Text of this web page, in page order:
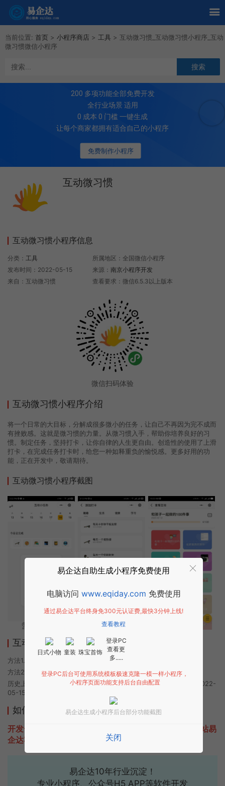
当前位置: 首页 > 小程序商店 > 工具 > 互动微习惯_互动微习惯小程序_互动
微习惯微信小程序
免费制作小程序
200 多项功能全部免费开发
全行业场景 适用
0 成本 0 门槛 一键生成
让每个商家都拥有适合自己的小程序
互动微习惯
互动微习惯小程序信息
分类： 工具
发布时间：2022-05-15
来自：互动微习惯
所属地区：全国微信小程序
来源： 南京小程序开发
查看要求：微信6.5.3以上版本
微信扫码体验
互动微习惯小程序介绍
将一个日常的大目标，分解成很多微小的任务，让自己不再因为完不成而
有挫败感。这就是微习惯的力量。从微习惯入手，帮助你培养良好的习
惯。制定任务，坚持打卡，让你自律的人生更自由。创造性的使用了上滑
打卡，在完成任务打卡时，给您一种如释重负的愉悦感。更多好用的功
能，正在开发中，敬请期待。
互动微习惯小程序截图
互动微习惯小程序使用方法
方法1. 使用微信扫描本页面上方二维码进入互动微习惯的小程序
方法2. 在微信中搜索“互动微习惯”即可进入小程序
历史上的今时小程序由互动微习惯团队开发，易企达小程序商店于2022-
05-15 08:37发布
如何开发类似互动微习惯的小程序
开发一款类似互动微习惯的小程序不难，只需要咨询本站易
企达客服即可为您定制开发，免费提供报价。
易企达10年行业沉淀！
专业小程序、公众号H5 APP等软件开发
易企达自助生成小程序免费使用
电脑访问 www.eqiday.com 免费使用
通过易企达平台终身免300元认证费,最快3分钟上线!
查看教程
日式小物 童装 珠宝首饰
登录PC
查看更
多.....
登录PC后台可使用系统模板极速克隆一模一样小程序，
小程序页面功能支持后台自由配置
易企达生成小程序后台部分功能截图
关闭